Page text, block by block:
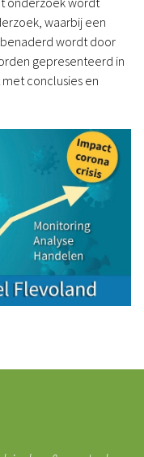
waarbij een
wordt door
gepresenteerd in
conclusies en